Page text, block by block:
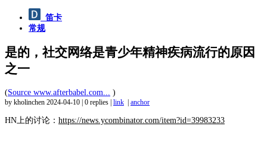
笛卡
常规
是的，社交网络是青少年精神疾病流行的原因
之一
(Source www.afterbabel.com... )
by kholinchen 2024-04-10 0 replies link anchor
HN上的讨论： https://news.ycombinator.com/item?id=39983233